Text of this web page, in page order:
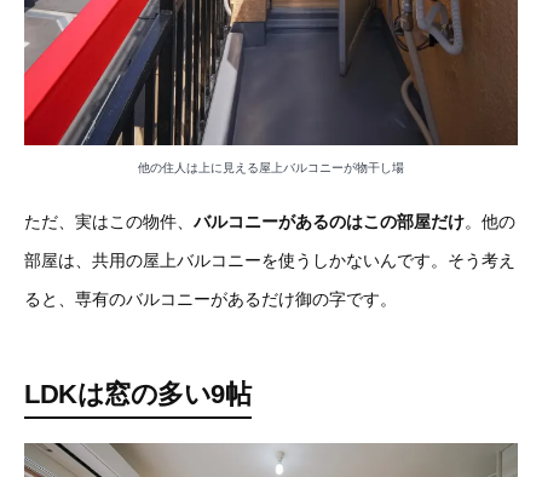
他の住人は上に見える屋上バルコニーが物干し場
ただ、実はこの物件、 バルコニーがあるのはこの部屋だけ。他の
部屋は、共用の屋上バルコニーを使うしかないんです。そう考え
ると、専有のバルコニーがあるだけ御の字です。
LDKは窓の多い9帖